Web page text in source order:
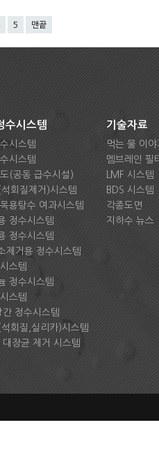
5 맨끝
수시스템
시스템
시스템
(공동 급수시설)
회질제거)시스템
용탕수 여과시스템
정수시스템
정수시스템
제거용 정수시스템
스템
정수시스템
스템
간 정수시스템
회질,실리카)시스템
대장균 제거 시스템
기술자료
먹는 물 이야
멤브레인 필
LMF 시스템
BDS 시스템
각종도면
지하수 뉴스